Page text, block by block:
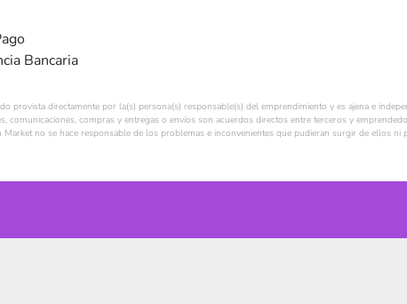
Bancaria
provista directamente por la(s) persona(s) responsable(s) del emprendimiento y es ajena e
comunicaciones, compras y entregas o envíos son acuerdos directos entre terceros y
Market no se hace responsable de los problemas e inconvenientes que pudieran surgir de ellos ni